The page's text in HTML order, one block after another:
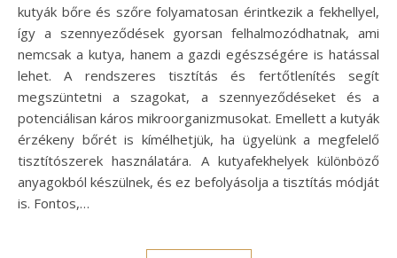
kutyák bőre és szőre folyamatosan érintkezik a fekhellyel,
így a szennyeződések gyorsan felhalmozódhatnak, ami
nemcsak a kutya, hanem a gazdi egészségére is hatással
lehet. A rendszeres tisztítás és fertőtlenítés segít
megszüntetni a szagokat, a szennyeződéseket és a
potenciálisan káros mikroorganizmusokat. Emellett a kutyák
érzékeny bőrét is kímélhetjük, ha ügyelünk a megfelelő
tisztítószerek használatára. A kutyafekhelyek különböző
anyagokból készülnek, és ez befolyásolja a tisztítás módját
is. Fontos,…